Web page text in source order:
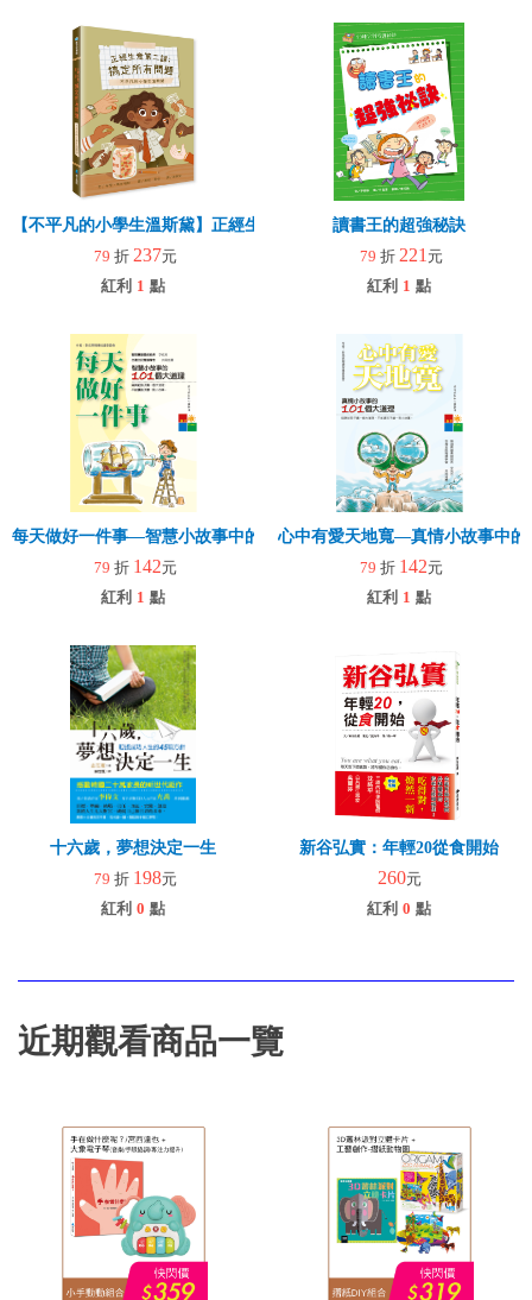
【不平凡的小學生溫斯黛】正經生意第二課：搞定所有問題
79 折 237元
紅利 1 點
讀書王的超強秘訣
79 折 221 元
紅利 1 點
每天做好一件事—智慧小故事中的101個大道理
79 折 142元
紅利 1 點
心中有愛天地寬—真情小故事中的
79 折 142元
紅利 1 點
十六歲，夢想決定一生
79 折 198元
紅利 0 點
新谷弘實：年輕20從食開始
260元
紅利 0 點
近期觀看商品一覽